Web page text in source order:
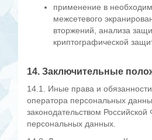
применение в
межсетевого
вторжений, анализа
криптографической
14. Заключительные
14.1. Иные права и
оператора персональных
законодательством
персональных данных.